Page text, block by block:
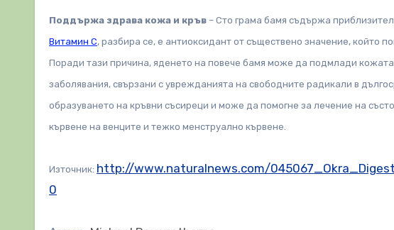
Поддържа здрава кожа и кръв – Сто грама бамя съдържа
Витамин С, разбира се, е антиоксидант от съществено значение, който
Поради тази причина, яденето на повече бамя може да подмлади
заболявания, свързани с уврежданията на свободните радикали в
образуването на кръвни съсиреци и може да помогне за лечение на
кървене на венците и тежко менструално кървене.
Източник: http://www.naturalnews.com/
0